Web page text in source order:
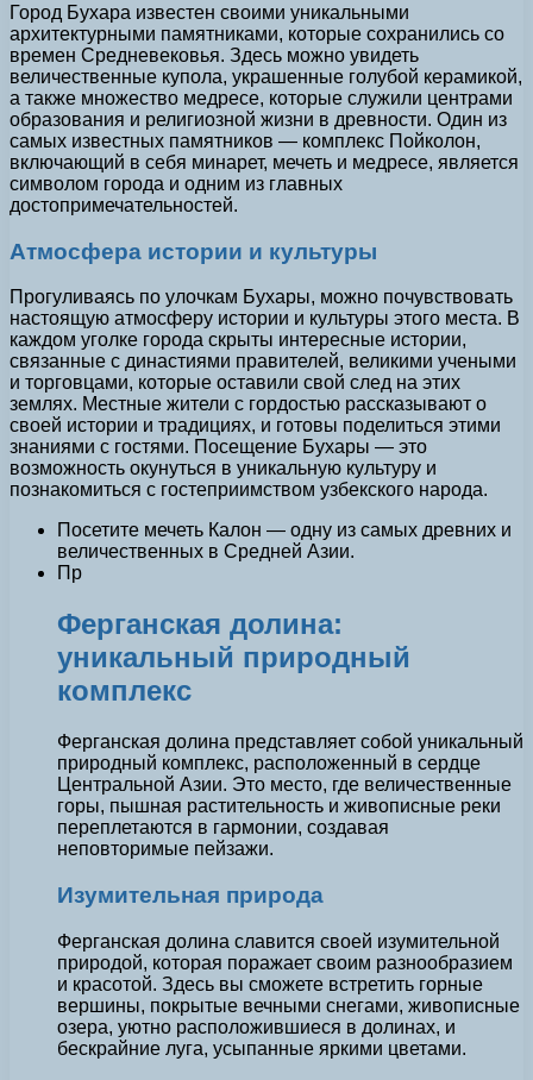
Город Бухара известен своими уникальными
архитектурными памятниками, которые сохранились со
времен Средневековья. Здесь можно увидеть
величественные купола, украшенные голубой керамикой,
а также множество медресе, которые служили центрами
образования и религиозной жизни в древности. Один из
самых известных памятников — комплекс Пойколон,
включающий в себя минарет, мечеть и медресе, является
символом города и одним из главных
достопримечательностей.
Атмосфера истории и культуры
Прогуливаясь по улочкам Бухары, можно почувствовать
настоящую атмосферу истории и культуры этого места. В
каждом уголке города скрыты интересные истории,
связанные с династиями правителей, великими учеными
и торговцами, которые оставили свой след на этих
землях. Местные жители с гордостью рассказывают о
своей истории и традициях, и готовы поделиться этими
знаниями с гостями. Посещение Бухары — это
возможность окунуться в уникальную культуру и
познакомиться с гостеприимством узбекского народа.
Посетите мечеть Калон — одну из самых древних и
величественных в Средней Азии.
Пр
Ферганская долина:
уникальный природный
комплекс
Ферганская долина представляет собой уникальный
природный комплекс, расположенный в сердце
Центральной Азии. Это место, где величественные
горы, пышная растительность и живописные реки
переплетаются в гармонии, создавая
неповторимые пейзажи.
Изумительная природа
Ферганская долина славится своей изумительной
природой, которая поражает своим разнообразием
и красотой. Здесь вы сможете встретить горные
вершины, покрытые вечными снегами, живописные
озера, уютно расположившиеся в долинах, и
бескрайние луга, усыпанные яркими цветами.